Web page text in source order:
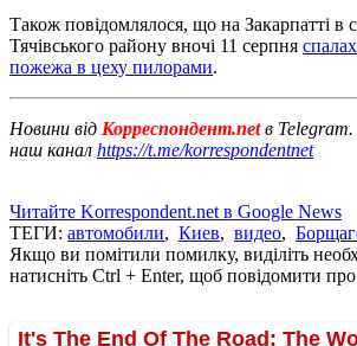
Також повідомлялося, що на Закарпатті в
Тячівського району вночі 11 серпня
пожежа в цеху пилорами.
Новини від Корреспондент.netв
наш канал https://t.me/korrespondentnet
Читайте Korrespondent.net в Google News
ТЕГИ: автомобили, Киев, видео,
Якщо ви помітили помилку, виділіть
натисніть Ctrl + Enter, щоб повідомити